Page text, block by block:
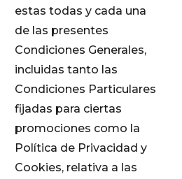
estas todas y cada una
de las presentes
Condiciones Generales,
incluidas tanto las
Condiciones Particulares
fijadas para ciertas
promociones como la
Política de Privacidad y
Cookies, relativa a las